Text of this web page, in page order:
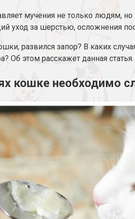
мучения не только людям,
уход за шерстью, осложнения
развился запор? В каких
Об этом расскажет данная статья.
кошке необходимо